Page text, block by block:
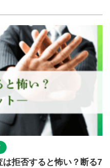
拒否すると怖い？断る7